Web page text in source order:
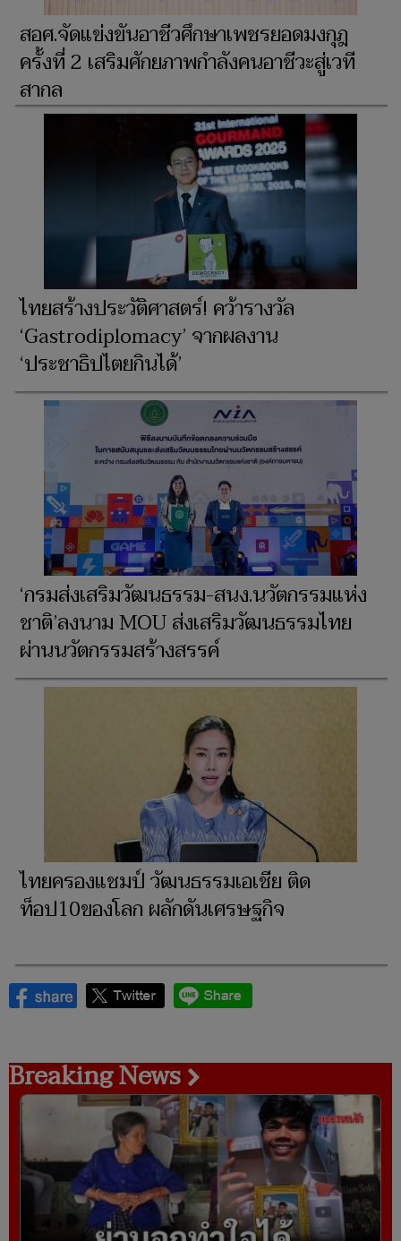
สอศ.จัดแข่งขันอาชีวศึกษาเพชรยอดมงกุฎ
ครั้งที่ 2 เสริมศักยภาพกำลังคนอาชีวะสู่เวที
สากล
ไทยสร้างประวัติศาสตร์! คว้ารางวัล
‘Gastrodiplomacy’ จากผลงาน
‘ประชาธิปไตยกินได้’
‘กรมส่งเสริมวัฒนธรรม-สนง.นวัตกรรมแห่ง
ชาติ’ลงนาม MOU ส่งเสริมวัฒนธรรมไทย
ผ่านนวัตกรรมสร้างสรรค์
ไทยครองแชมป์ วัฒนธรรมเอเชีย ติด
ท็อป10ของโลก ผลักดันเศรษฐกิจ
Breaking News